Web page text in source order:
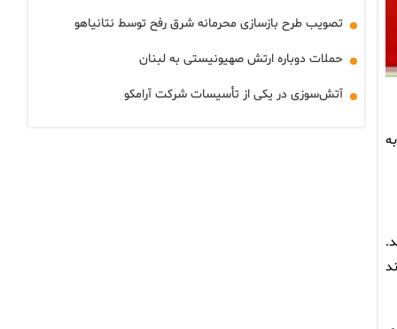
تصویب طرح بازسازی محرمانه شرق رفح توسط نتانیاهو
حملات دوباره ارتش صهیونیستی به لبنان
آتش‌سوزی در یکی از تأسیسات شرکت آرامکو